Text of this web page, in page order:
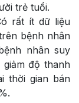
trẻ tuổi.
rất ít dữ liệu
bệnh nhân
nhân suy
độ thanh
thời gian bán